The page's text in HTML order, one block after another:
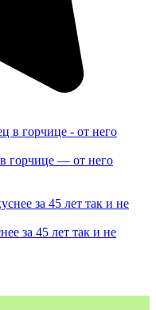
горчице — от него
за 45 лет так и не